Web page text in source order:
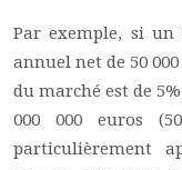
Par exemple, si
annuel net de 50
du marché est de
000 000 euros
particulièrement